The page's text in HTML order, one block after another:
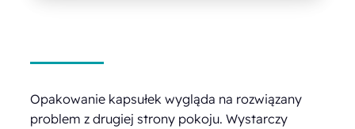
Opakowanie kapsułek wygląda na rozwiązany
problem z drugiej strony pokoju. Wystarczy